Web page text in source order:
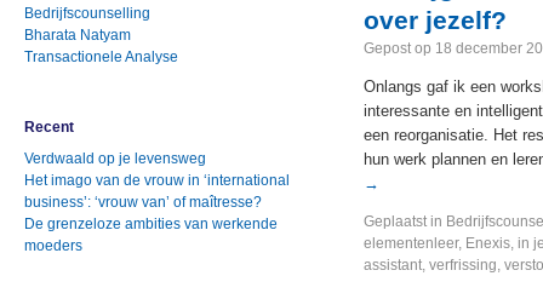
Bedrijfscounselling
Bharata Natyam
Transactionele Analyse
Recent
Verdwaald op je levensweg
Het imago van de vrouw in ‘international
business’: ‘vrouw van’ of maîtresse?
De grenzeloze ambities van werkende
moeders
over jezelf?
Gepost op 18 december
Onlangs gaf ik een
interessante en
een reorganisatie. Het
hun werk plannen en
→
Geplaatst in
elementenleer, Enexis, in
assistant, verfrissing,